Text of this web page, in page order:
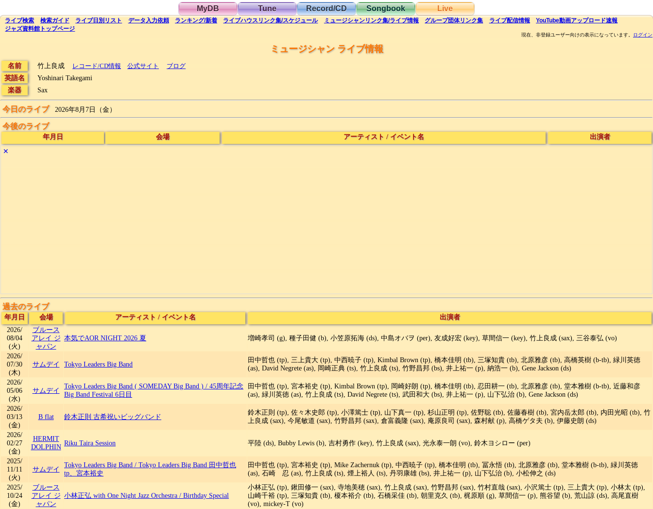
MyDB Tune Record/CD Songbook Live
ライブ検索 検索ガイド ライブ日別 リスト データ入力依頼 ランキング/新着 ライブハウス リンク集/スケジュール ミュージシャンリンク集/ライブ情報 グループ団体リンク集 ライブ配信情報 YouTube動画アップロード速報
ジャズ資料館 トップページ
現在、非登録ユーザー向けの表示になっています。 ログイン
ミュージシャン ライブ情報
名前 竹上良成 レコード/CD情報 公式サイト ブログ
英語名
Yoshinari Takegami
楽器
Sax
今日のライブ 2026年8月7日（金）
今後のライブ
年月日 会場 アーティスト / イベント名
出演者
✕
過去のライブ
年月日 会場 アーティスト / イベント名
出演者
2026/
08/04
(火)
ブルース
アレイ ジ
ャパン
本気でAOR NIGHT 2026 夏 増崎孝司 (g), 種子田健 (b), 小笠原拓海 (ds), 中島オバヲ (per), 友成好宏 (key), 草間信一 (key), 竹上良成 (sax), 三谷泰弘 (vo)
2026/
07/30
(木)
サムデイ Tokyo Leaders Big Band
田中哲也 (tp), 三上貴大 (tp), 中西暁子 (tp), Kimbal Brown (tp), 橋本佳明 (tb), 三塚知貴 (tb), 北原雅彦 (tb), 高橋英樹 (b-tb), 緑川英徳
(as), David Negrete (as), 岡崎正典 (ts), 竹上良成 (ts), 竹野昌邦 (bs), 井上祐一 (p), 納浩一 (b), Gene Jackson (ds)
2026/
05/06
(水)
サムデイ
Tokyo Leaders Big Band ( SOMEDAY Big Band ) / 45周年記念
Big Band Festival 6日目
田中哲也 (tp), 宮本裕史 (tp), Kimbal Brown (tp), 岡崎好朗 (tp), 橋本佳明 (tb), 忍田耕一 (tb), 北原雅彦 (tb), 堂本雅樹 (b-tb), 近藤和彦
(as), 緑川英徳 (as), 竹上良成 (ts), David Negrete (ts), 武田和大 (bs), 井上祐一 (p), 山下弘治 (b), Gene Jackson (ds)
2026/
03/13
(金)
B flat 鈴木正則 古希祝いビッグバンド
鈴木正則 (tp), 佐々木史郎 (tp), 小澤篤士 (tp), 山下真一 (tp), 杉山正明 (tp), 佐野聡 (tb), 佐藤春樹 (tb), 宮内岳太郎 (tb), 内田光昭 (tb), 竹
上良成 (sax), 今尾敏道 (sax), 竹野昌邦 (sax), 倉富義隆 (sax), 庵原良司 (sax), 森村献 (p), 高橋ゲタ夫 (b), 伊藤史朗 (ds)
2026/
02/27
(金)
HERMIT
DOLPHIN Riku Taira Session 平陸 (ds), Bubby Lewis (b), 吉村勇作 (key), 竹上良成 (sax), 光永泰一朗 (vo), 鈴木ヨシロー (per)
2025/
11/11
(火)
サムデイ
Tokyo Leaders Big Band / Tokyo Leaders Big Band 田中哲也
tp、宮本裕史
田中哲也 (tp), 宮本裕史 (tp), Mike Zachernuk (tp), 中西暁子 (tp), 橋本佳明 (tb), 冨永悟 (tb), 北原雅彦 (tb), 堂本雅樹 (b-tb), 緑川英徳
(as), 石崎 忍 (as), 竹上良成 (ts), 煙上裕人 (ts), 丹羽康雄 (bs), 井上祐一 (p), 山下弘治 (b), 小松伸之 (ds)
2025/
10/24
(金)
ブルース
アレイ ジ
ャパン
小林正弘 with One Night Jazz Orchestra / Birthday Special
小林正弘 (tp), 鍬田修一 (sax), 寺地美穂 (sax), 竹上良成 (sax), 竹野昌邦 (sax), 竹村直哉 (sax), 小沢篤士 (tp), 三上貴大 (tp), 小林太 (tp),
山崎千裕 (tp), 三塚知貴 (tb), 榎本裕介 (tb), 石橋采佳 (tb), 朝里克久 (tb), 梶原順 (g), 草間信一 (p), 熊谷望 (b), 荒山諒 (ds), 高尾直樹
(vo), mickey-T (vo)